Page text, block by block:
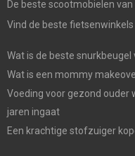
De beste scootmobielen van
Vind de beste fietsenwinkels
Wat is de beste snurkbeugel
Wat is een mommy
Voeding voor gezond ouder
jaren ingaat
Een krachtige stofzuiger